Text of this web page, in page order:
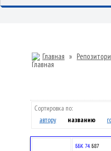
Главная »
Сортировка по:
автору
названию
ББК 74.Б87